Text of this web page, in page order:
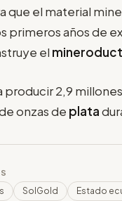
que el material
primeros años de
el
producir 2,9
onzas de plata
SolGold Estado